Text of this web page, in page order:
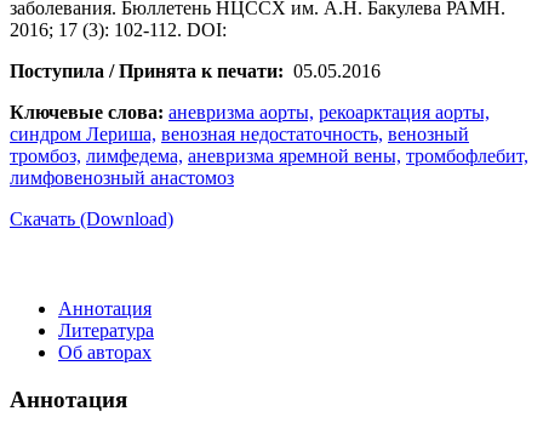
заболевания. Бюллетень НЦССХ им. А.Н. Бакулева РАМН.
2016; 17 (3): 102-112. DOI:
Поступила / Принята к печати: 05.05.2016
Ключевые слова: аневризма аорты, рекоарктация аорты,
синдром Лериша, венозная недостаточность, венозный
тромбоз, лимфедема, аневризма яремной вены, тромбофлебит,
лимфовенозный анастомоз
Скачать (Download)
Аннотация
Литература
Об авторах
Аннотация